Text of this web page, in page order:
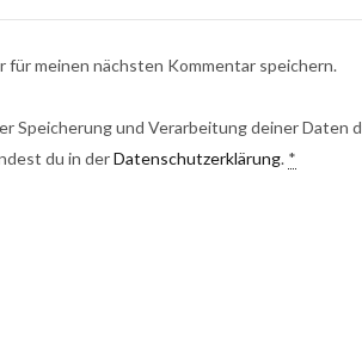
für meinen nächsten Kommentar speichern.
Speicherung und Verarbeitung deiner Daten
du in derDatenschutzerklärung. *